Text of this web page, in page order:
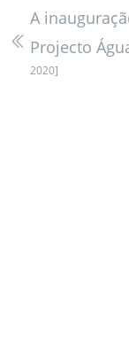
A
Projecto
2020]